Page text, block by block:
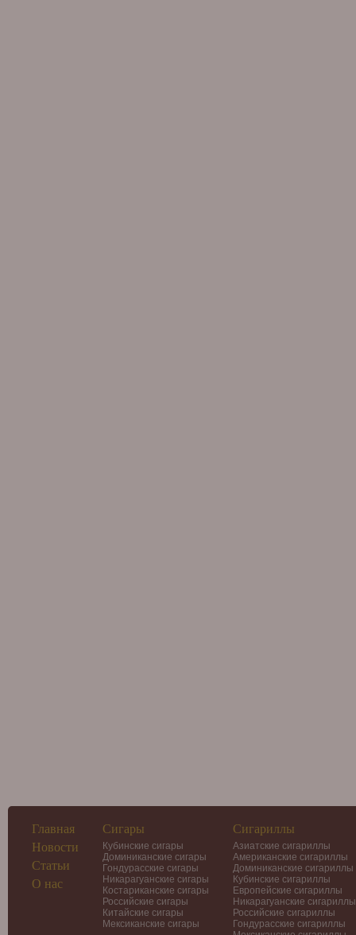
Главная
Новости
Статьи
О нас
Сигары
Кубинские сигары
Доминиканские сигары
Гондурасские сигары
Никарагуанские сигары
Костариканские сигары
Российские сигары
Китайские сигары
Мексиканские сигары
Сигариллы
Азиатские сигариллы
Американские сигариллы
Доминиканские сигариллы
Кубинские сигариллы
Европейские сигариллы
Никарагуанские сигариллы
Российские сигариллы
Гондурасские сигариллы